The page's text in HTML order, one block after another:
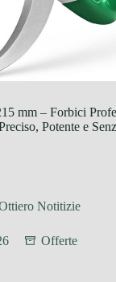
mm – Forbici
Potente e
Notitizie
Offerte